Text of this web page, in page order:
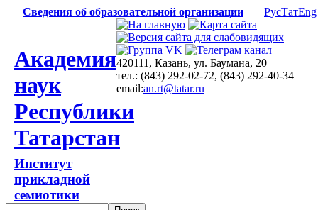
Сведения об образовательной организации РусТатEng
Академия
наук
Республики
Татарстан
Институт
прикладной
семиотики
420111, Казань, ул. Баумана, 20
тел.: (843) 292-02-72, (843) 292-40-34
email:an.rt@tatar.ru